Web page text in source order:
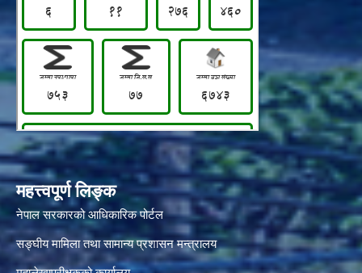
महत्त्वपूर्ण लिङ्क
नेपाल सरकारको आधिकारिक पोर्टल
सङ्‍घीय मामिला तथा सामान्य प्रशासन मन्त्रालय